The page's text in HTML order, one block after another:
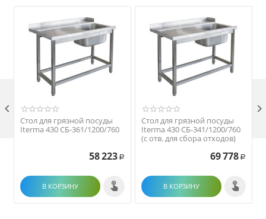
Стол для грязной посуды
Iterma 430 СБ-361/1200/760
58 223 Р
В КОРЗИНУ
Стол для грязной посуды
Iterma 430 СБ-341/1200/760
(с отв. для сбора отходов)
69 778 Р
В КОРЗИНУ
 